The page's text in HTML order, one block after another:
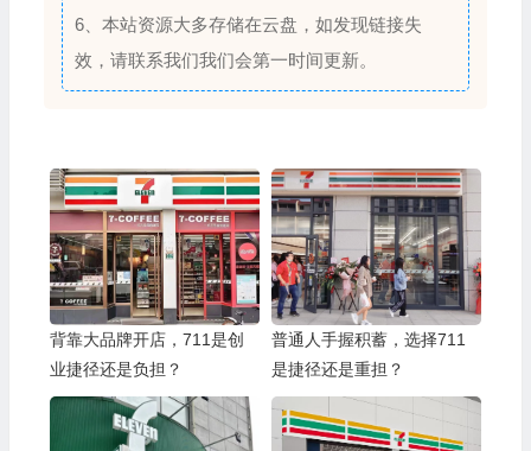
6、本站资源大多存储在云盘，如发现链接失
效，请联系我们我们会第一时间更新。
背靠大品牌开店，711是创
业捷径还是负担？
普通人手握积蓄，选择711
是捷径还是重担？